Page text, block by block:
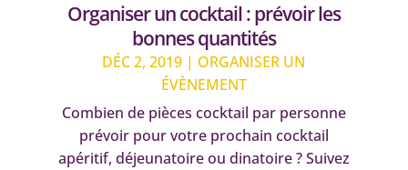
Organiser un cocktail : prévoir les
bonnes quantités
DÉC 2, 2019 | ORGANISER UN
ÉVÈNEMENT
Combien de pièces cocktail par personne
prévoir pour votre prochain cocktail
apéritif, déjeunatoire ou dinatoire ? Suivez